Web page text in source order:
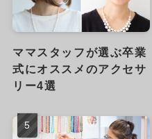
ママスタッフが選ぶ卒業
式にオススメのアクセサ
リー4選